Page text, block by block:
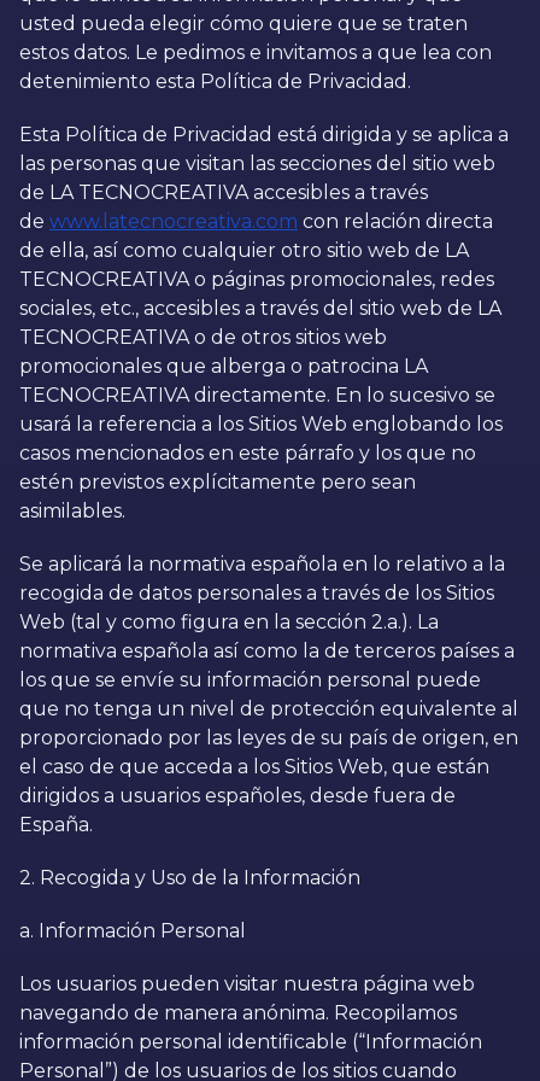
usted pueda elegir cómo quiere que se traten
estos datos. Le pedimos e invitamos a que lea con
detenimiento esta Política de Privacidad.
Esta Política de Privacidad está dirigida y se aplica a
las personas que visitan las secciones del sitio web
de LA TECNOCREATIVA accesibles a través
de www.latecnocreativa.com con relación directa
de ella, así como cualquier otro sitio web de LA
TECNOCREATIVA o páginas promocionales, redes
sociales, etc., accesibles a través del sitio web de LA
TECNOCREATIVA o de otros sitios web
promocionales que alberga o patrocina LA
TECNOCREATIVA directamente. En lo sucesivo se
usará la referencia a los Sitios Web englobando los
casos mencionados en este párrafo y los que no
estén previstos explícitamente pero sean
asimilables.
Se aplicará la normativa española en lo relativo a la
recogida de datos personales a través de los Sitios
Web (tal y como figura en la sección 2.a.). La
normativa española así como la de terceros países a
los que se envíe su información personal puede
que no tenga un nivel de protección equivalente al
proporcionado por las leyes de su país de origen, en
el caso de que acceda a los Sitios Web, que están
dirigidos a usuarios españoles, desde fuera de
España.
2. Recogida y Uso de la Información
a. Información Personal
Los usuarios pueden visitar nuestra página web
navegando de manera anónima. Recopilamos
información personal identificable (“Información
Personal”) de los usuarios de los sitios cuando